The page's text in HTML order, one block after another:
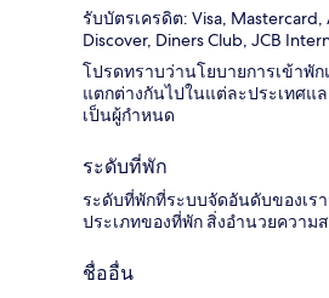
รับบัตรเครดิต: Visa, Mastercard,
Discover, Diners Club, JCB
โปรดทราบว่านโยบายการเข้าพั
แตกต่างกันไปในแต่ละประเทศแ
เป็นผู้กำหนด
ระดับที่พัก
ระดับที่พักที่ระบบจัดอันดับของเร
ประเภทของที่พัก สิ่งอำนวยความ
ชื่ออื่น